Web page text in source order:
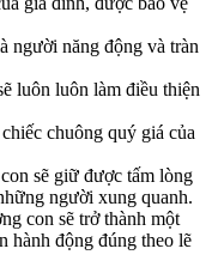
người năng động và tràn
luôn luôn làm điều thiện
chuông quý giá của
sẽ giữ được tấm lòng
người xung quanh.
con sẽ trở thành một
hành động đúng theo lẽ